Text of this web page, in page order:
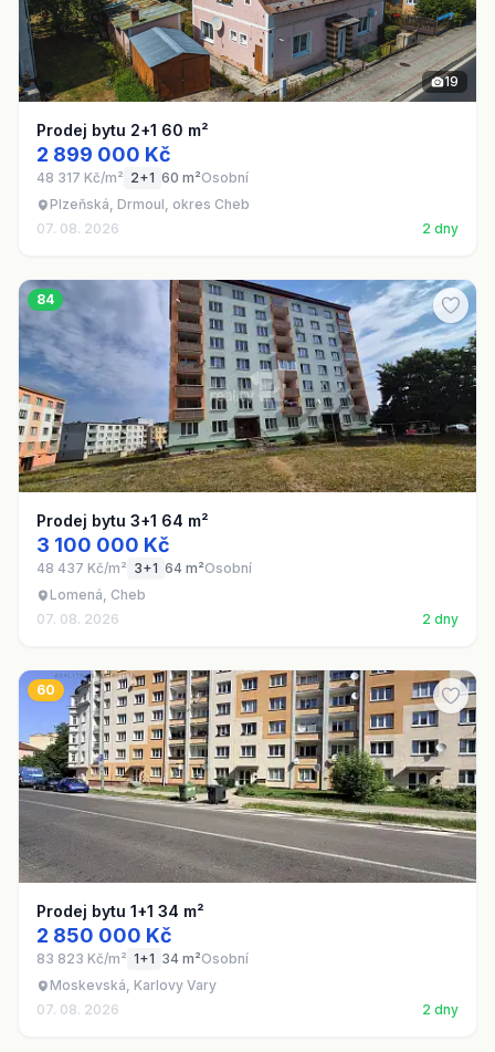
19
Prodej bytu 2+1 60 m²
2 899 000 Kč
48 317 Kč/m² 2+1 60 m²Osobní
Plzeňská, Drmoul, okres Cheb
07. 08. 2026
2 dny
84
Prodej bytu 3+1 64 m²
3 100 000 Kč
48 437 Kč/m² 3+1 64 m²Osobní
Lomená, Cheb
07. 08. 2026
2 dny
60
Prodej bytu 1+1 34 m²
2 850 000 Kč
83 823 Kč/m² 1+1 34 m²Osobní
Moskevská, Karlovy Vary
07. 08. 2026
2 dny